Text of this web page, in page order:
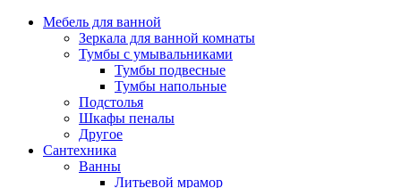
Мебель для ванной
Зеркала для ванной комнаты
Тумбы с умывальниками
Тумбы подвесные
Тумбы напольные
Подстолья
Шкафы пеналы
Другое
Сантехника
Ванны
Литьевой мрамор